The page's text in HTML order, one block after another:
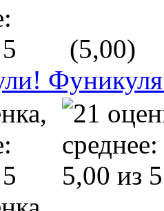
(5,00)